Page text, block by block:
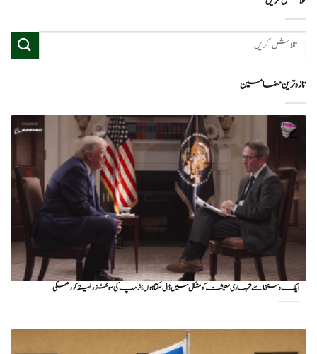
تازہ ترین مضامین
ایک دستخط سے تمہاری معیشت کو مشکل میں ڈال سکتا ہوں؛ ٹرمپ کی سوئٹزرلینڈ کو دھمکی